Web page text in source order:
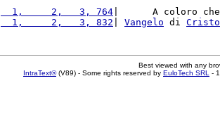
  1,     2,   3, 764
|      A coloro
  1,     2,   3, 832
Vangelo di Cristo
Best viewed with any
IntraText®(V89) - Some rights reserved by EuloTech SRL -